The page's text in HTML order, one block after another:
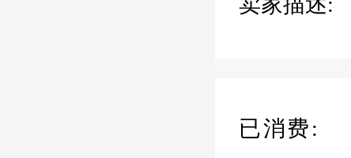
已消费: